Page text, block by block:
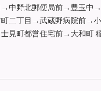
中野北郵便局前→豊玉中
二丁目→武蔵野病院前→
見町都営住宅前→大和町